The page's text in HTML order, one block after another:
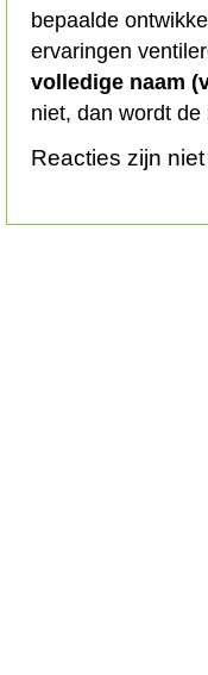
bepaalde
ervaringen
volledige naam
niet, dan wordt
Reacties zijn